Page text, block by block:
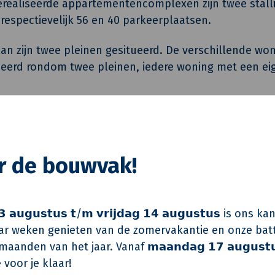
de bouwvak!
𝗮𝘂𝗴𝘂𝘀𝘁𝘂𝘀 𝘁/𝗺 𝘃𝗿𝗶𝗷𝗱𝗮𝗴 𝟭𝟰 𝗮𝘂𝗴𝘂𝘀𝘁𝘂𝘀 is ons
weken genieten van de zomervakantie en onze
van het jaar. Vanaf 𝗺𝗮𝗮𝗻𝗱𝗮𝗴 𝟭𝟳
voor je klaar!
appartementencomplexen zijn twee
56 en 40 parkeerplaatsen.
zijn twee pleinen gesitueerd. De verschillende
rondom twee pleinen, iedere woning met een
nabij voorzieningen, uitvalswegen en het
Andre van de Ven &
Werkgroep
Van de Klok Bouw &